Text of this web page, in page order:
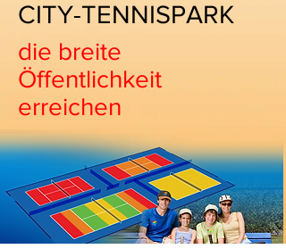
CITY-TENNISPARK
die breite
Öffentlichkeit
erreichen